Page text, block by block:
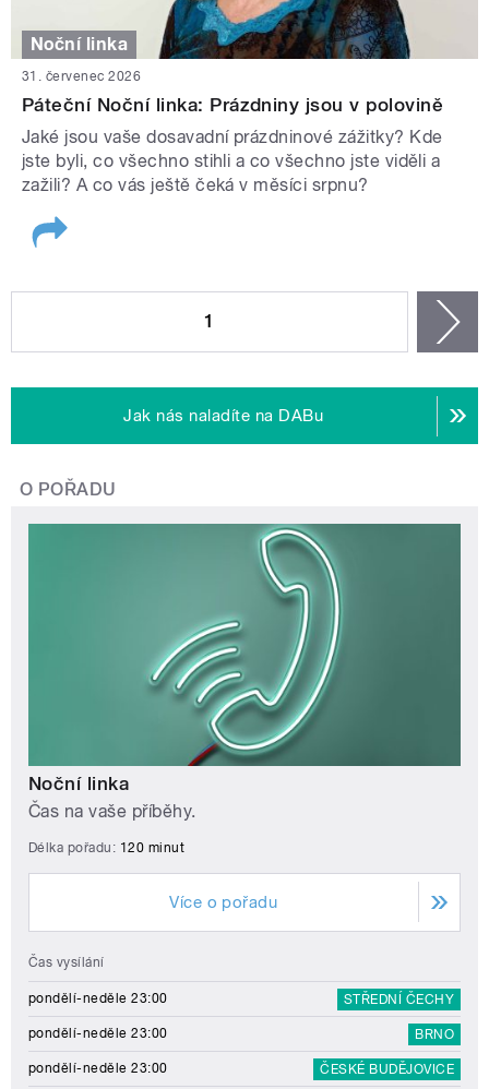
Noční linka
31. červenec 2026
Páteční Noční linka: Prázdniny jsou v polovině
Jaké jsou vaše dosavadní prázdninové zážitky? Kde
jste byli, co všechno stihli a co všechno jste viděli a
zažili? A co vás ještě čeká v měsíci srpnu?
1
Jak nás naladíte na DABu
O POŘADU
Noční linka
Čas na vaše příběhy.
Délka pořadu: 120 minut
Více o pořadu
Čas vysílání
pondělí-neděle 23:00 STŘEDNÍ ČECHY
pondělí-neděle 23:00 BRNO
pondělí-neděle 23:00 ČESKÉ BUDĚJOVICE